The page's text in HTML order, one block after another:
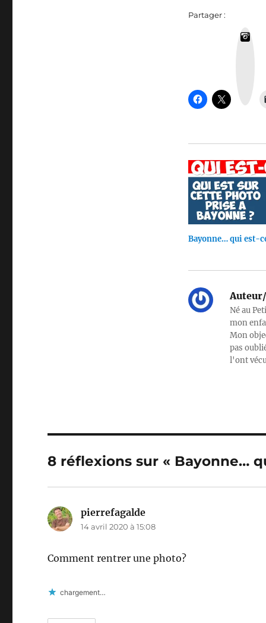
Partager :
I
n
Bayonne… qui est-
Né au
mon
Mon
pas
l'ont
8 réflexions sur « Bayonne…
pierrefagalde
14 avril 2020 à 15:08
Comment rentrer une photo?
chargement…